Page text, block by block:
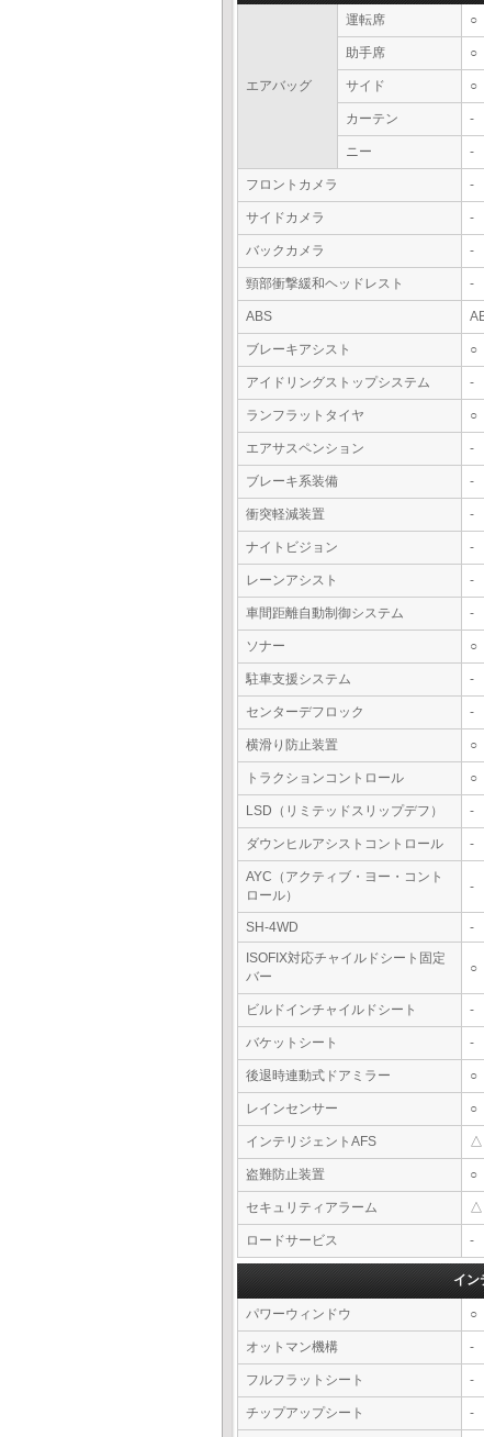
エアバッグ
運転席 ○
助手席 ○
サイド ○
カーテン -
ニー -
フロントカメラ -
サイドカメラ -
バックカメラ -
頸部衝撃緩和ヘッドレスト -
ABS
ブレーキアシスト ○
アイドリングストップシステム -
ランフラットタイヤ ○
エアサスペンション -
ブレーキ系装備 -
衝突軽減装置 -
ナイトビジョン -
レーンアシスト -
車間距離自動制御システム -
ソナー ○
駐車支援システム -
センターデフロック -
横滑り防止装置 ○
トラクションコントロール ○
LSD（リミテッドスリップデフ） -
ダウンヒルアシストコントロール -
AYC（アクティブ・ヨー・コント
ロール）
-
SH-4WD
-
ISOFIX対応チャイルドシート固定
バー
○
ビルドインチャイルドシート -
バケットシート -
後退時連動式ドアミラー ○
レインセンサー ○
インテリジェントAFS △
盗難防止装置 ○
セキュリティアラーム △
ロードサービス -
イン
パワーウィンドウ ○
オットマン機構 -
フルフラットシート -
チップアップシート -